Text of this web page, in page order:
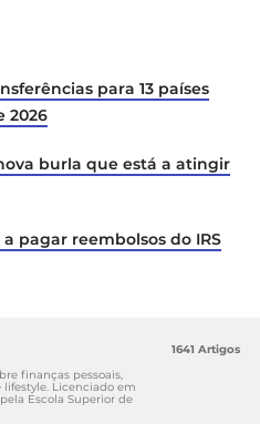
para 13 países
2026
burla que está a atingir
pagar reembolsos do IRS
finanças pessoais,
lifestyle. Licenciado em
Escola Superior de
1641 Artigos